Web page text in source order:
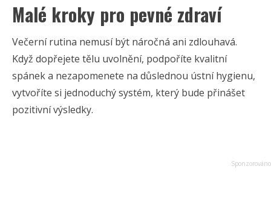
Malé kroky pro pevné zdraví
Večerní rutina nemusí být náročná ani zdlouhavá.
Když dopřejete tělu uvolnění, podpoříte kvalitní
spánek a nezapomenete na důslednou ústní hygienu,
vytvoříte si jednoduchý systém, který bude přinášet
pozitivní výsledky.